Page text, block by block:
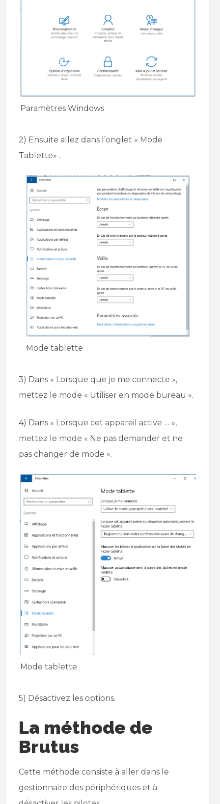
Paramètres Windows
2) Ensuite allez dans l’onglet « Mode
Tablette» .
Mode tablette
3) Dans « Lorsque que je me connecte »,
mettez le mode « Utiliser en mode bureau ».
4) Dans « Lorsque cet appareil active … »,
mettez le mode « Ne pas demander et ne
pas changer de mode ».
Mode tablette
5) Désactivez les options.
La méthode de
Brutus
Cette méthode consiste à aller dans le
gestionnaire des périphériques et à